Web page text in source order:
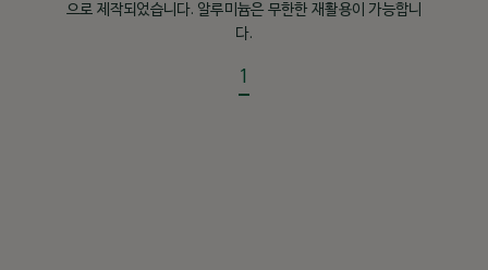
으로 제작되었습니다. 알루미늄은 무한한 재활용이 가능합니
다.
1
나는 것이 특징입니다.